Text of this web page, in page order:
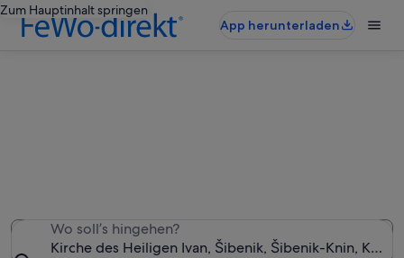
Zum Hauptinhalt springen
App herunterladen
Wo soll’s hingehen?
Kirche des Heiligen Ivan, Šibenik, Šibenik-Knin,